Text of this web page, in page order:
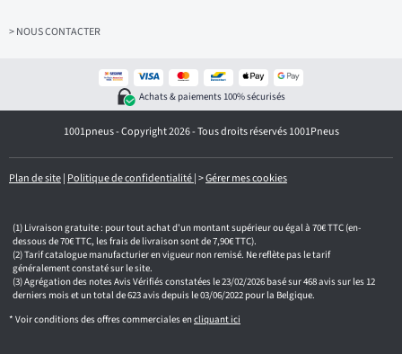
z
i
l
> NOUS CONTACTER
Achats & paiements 100% sécurisés
1001pneus - Copyright 2026 - Tous droits réservés 1001Pneus
Plan de site| Politique de confidentialité|>Gérer mes cookies
Livraison gratuite : pour tout achat d'un montant supérieur ou égal à 70€ TTC (en-
dessous de 70€ TTC, les frais de livraison sont de 7,90€ TTC).
Tarif catalogue manufacturier en vigueur non remisé. Ne reflète pas le tarif
généralement constaté sur le site.
Agrégation des notes Avis Vérifiés constatées le 23/02/2026 basé sur 468 avis sur les 12
derniers mois et un total de 623 avis depuis le 03/06/2022 pour la Belgique.
* Voir conditions des offres commerciales encliquant ici